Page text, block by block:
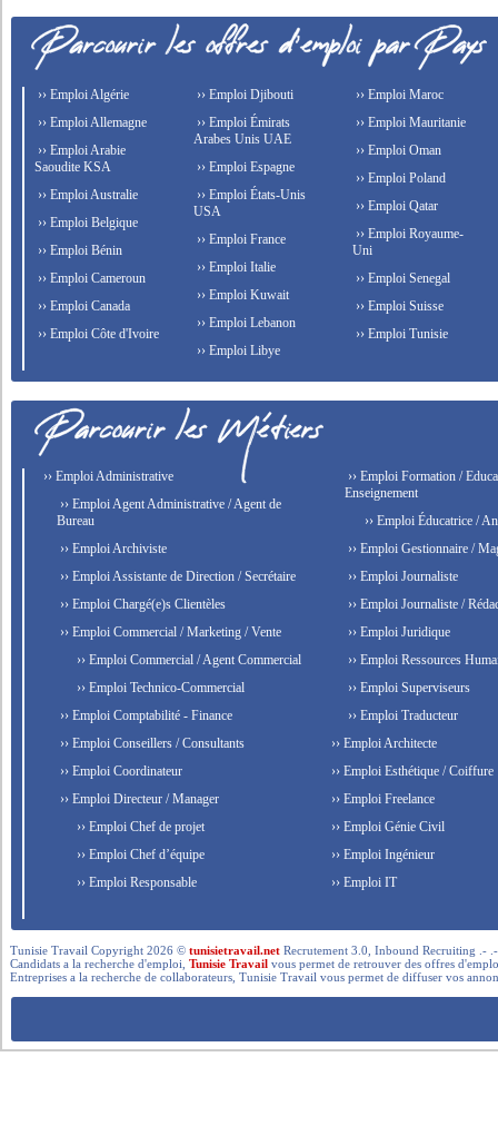
›› Emploi Algérie
›› Emploi Allemagne
›› Emploi Arabie
Saoudite KSA
›› Emploi Australie
›› Emploi Belgique
›› Emploi Bénin
›› Emploi Cameroun
›› Emploi Canada
›› Emploi Côte d'Ivoire
›› Emploi Djibouti
›› Emploi Émirats
Arabes Unis UAE
›› Emploi Espagne
›› Emploi États-Unis
USA
›› Emploi France
›› Emploi Italie
›› Emploi Kuwait
›› Emploi Lebanon
›› Emploi Libye
›› Emploi Maroc
›› Emploi Mauritanie
›› Emploi Oman
›› Emploi Poland
›› Emploi Qatar
›› Emploi Royaume-
Uni
›› Emploi Senegal
›› Emploi Suisse
›› Emploi Tunisie
›› Emploi Administrative
›› Emploi Agent Administrative / Agent de
Bureau
›› Emploi Archiviste
›› Emploi Assistante de Direction / Secrétaire
›› Emploi Chargé(e)s Clientèles
›› Emploi Commercial / Marketing / Vente
›› Emploi Commercial / Agent Commercial
›› Emploi Technico-Commercial
›› Emploi Comptabilité - Finance
›› Emploi Conseillers / Consultants
›› Emploi Coordinateur
›› Emploi Directeur / Manager
›› Emploi Chef de projet
›› Emploi Chef d’équipe
›› Emploi Responsable
›› Emploi Formation /
Enseignement
›› Emploi Éducatrice /
›› Emploi Gestionnaire /
›› Emploi Journaliste
›› Emploi Journaliste /
›› Emploi Juridique
›› Emploi Ressources
›› Emploi Superviseurs
›› Emploi Traducteur
›› Emploi Architecte
›› Emploi Esthétique / Coiffure
›› Emploi Freelance
›› Emploi Génie Civil
›› Emploi Ingénieur
›› Emploi IT
Tunisie Travail Copyright 2026 ©tunisietravail.net Recrutement 3.0, Inbound Recruiting .-
Candidats a la recherche d'emploi,Tunisie Travail vous permet de retrouver des offres
Entreprises a la recherche de collaborateurs, Tunisie Travail vous permet de diffuser vos